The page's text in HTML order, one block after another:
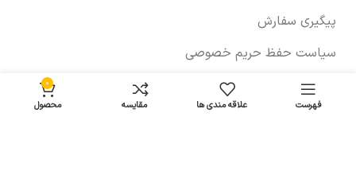
پیگیری سفارش
سیاست حفظ حریم خصوصی
خودروها
فهرست علاقه مندی ها مقایسه
0
محصول